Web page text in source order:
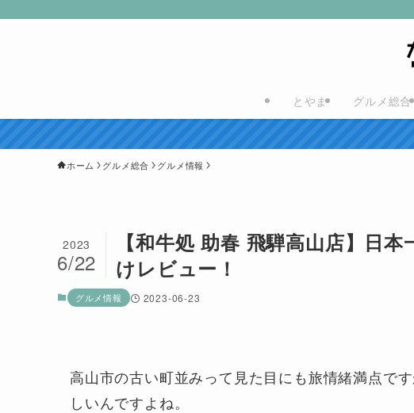
とやま グルメ総合
ホーム グルメ総合 グルメ情報
【和牛処 助春 飛騨高山店】日
けレビュー！
2023
6/22
グルメ情報 2023-06-23
高山市の古い町並みって見た目にも旅情緒満点で
しいんですよね。